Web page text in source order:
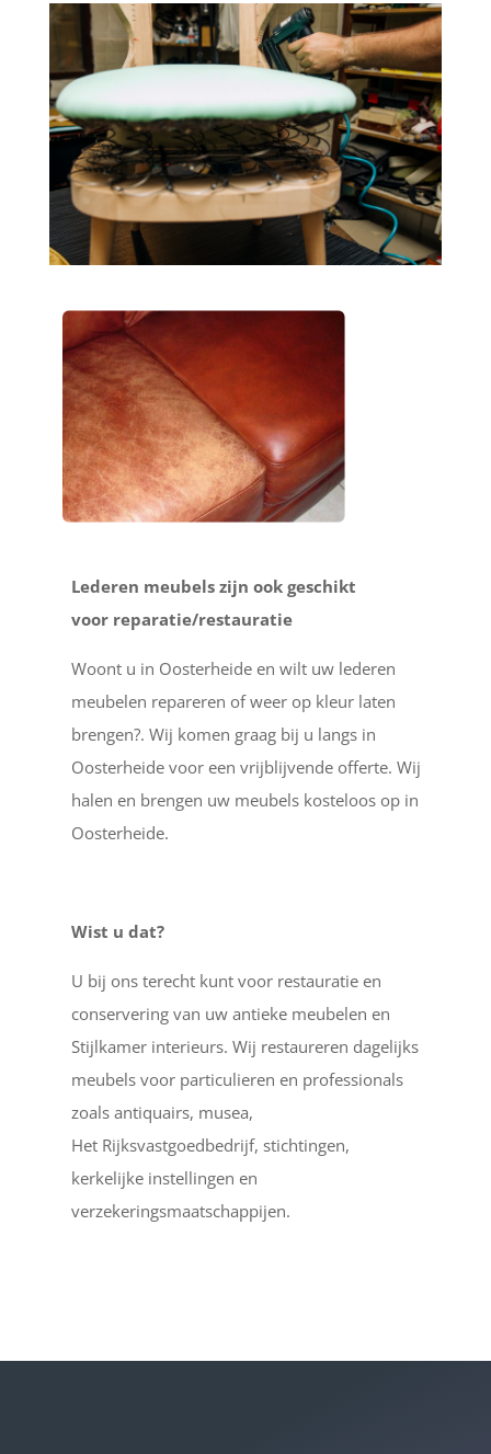
Lederen meubels zijn ook geschikt
voor reparatie/restauratie
Woont u in Oosterheide en wilt uw lederen
meubelen repareren of weer op kleur laten
brengen?. Wij komen graag bij u langs in
Oosterheide voor een vrijblijvende offerte. Wij
halen en brengen uw meubels kosteloos op in
Oosterheide.
Wist u dat?
U bij ons terecht kunt voor restauratie en
conservering van uw antieke meubelen en
Stijlkamer interieurs. Wij restaureren dagelijks
meubels voor particulieren en professionals
zoals antiquairs, musea,
Het Rijksvastgoedbedrijf, stichtingen,
kerkelijke instellingen en
verzekeringsmaatschappijen.